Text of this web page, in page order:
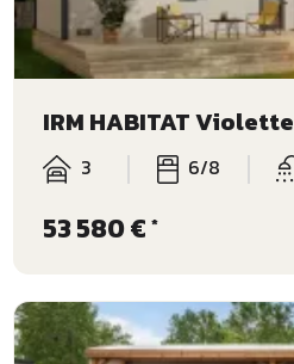
IRM HABITAT Violette
3 6/8
53 580 € *